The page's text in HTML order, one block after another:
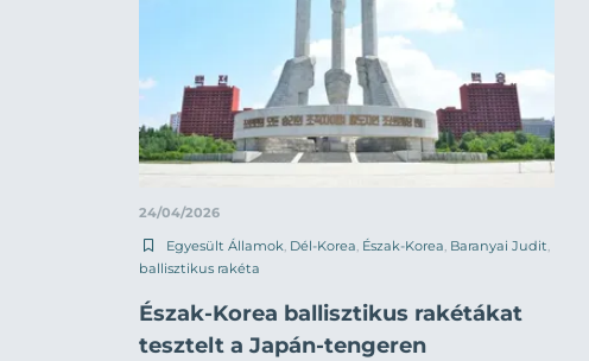
24/04/2026
Egyesült Államok, Dél-Korea, Észak-Korea, Baranyai Judit,
ballisztikus rakéta
Észak-Korea ballisztikus rakétákat
tesztelt a Japán-tengeren